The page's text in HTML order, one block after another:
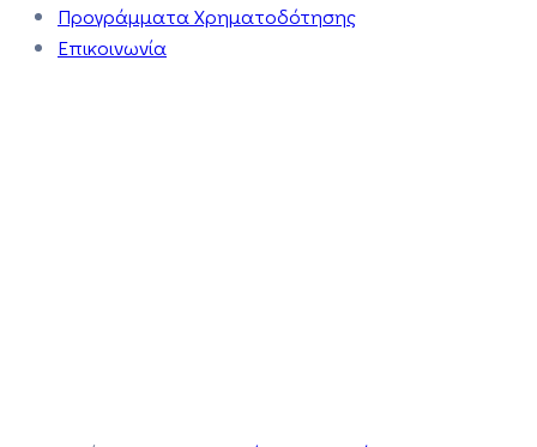
Προγράμματα Χρηματοδότησης
Επικοινωνία